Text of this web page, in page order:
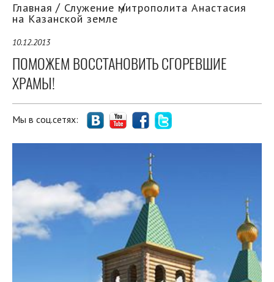
Главная Служение митрополита Анастасия
на Казанской земле
10.12.2013
ПОМОЖЕМ ВОССТАНОВИТЬ СГОРЕВШИЕ
ХРАМЫ!
Мы в соц.сетях: